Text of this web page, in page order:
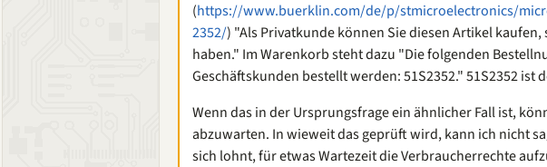
(https://www.buerklin.com/de/p/stmicroelectronics/
2352/) "Als Privatkunde können Sie diesen Artikel
haben." Im Warenkorb steht dazu "Die folgenden
Geschäftskunden bestellt werden: 51S2352." 51S2352 ist
Wenn das in der Ursprungsfrage ein ähnlicher Fall ist,
abzuwarten. In wieweit das geprüft wird, kann ich nicht
sich lohnt, für etwas Wartezeit die Verbraucherrechte